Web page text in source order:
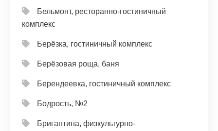
Бельмонт, ресторанно-гостиничный
комплекс
Берёзка, гостиничный комплекс
Берёзовая роща, баня
Берендеевка, гостиничный комплекс
Бодрость, №2
Бригантина, физкультурно-